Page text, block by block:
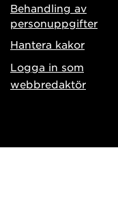
Behandling av
personuppgifter
Hantera kakor
Logga in som
webbredaktör